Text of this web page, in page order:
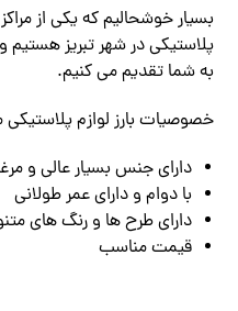
بسیار خوشحالیم که یکی از
پلاستیکی در شهر تبریز
به شما تقدیم می کنیم.
خصوصیات بارز لوازم
دارای جنس بسیار عالی و
با دوام و دارای عمر طولانی
دارای طرح ها و رنگ های
قیمت مناسب